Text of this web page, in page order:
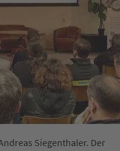
Siegenthaler. Der